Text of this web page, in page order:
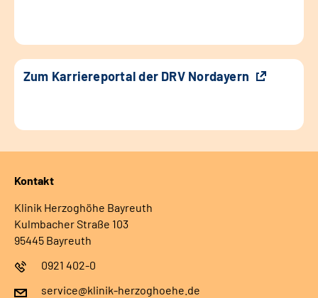
Zum Karriereportal der DRV Nordayern
Kontakt
Klinik Herzoghöhe Bayreuth
Kulmbacher Straße 103
95445 Bayreuth
0921 402-0
service@klinik-herzoghoehe.de